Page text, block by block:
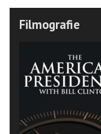
Filmografie